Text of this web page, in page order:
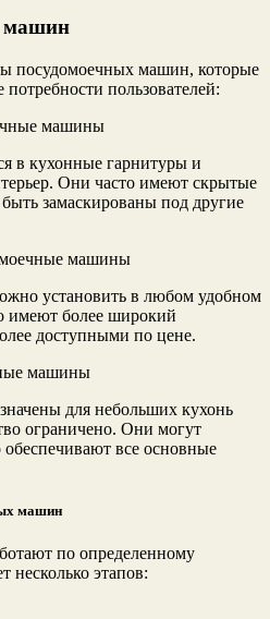
машин
посудомоечных машин, которые
пользователей:
машины
в кухонные гарнитуры и
Они часто имеют скрытые
замаскированы под другие
машины
установить в любом удобном
имеют более широкий
доступными по цене.
машины
для небольших кухонь
ограничено. Они могут
все основные
машин
по определенному
несколько этапов: